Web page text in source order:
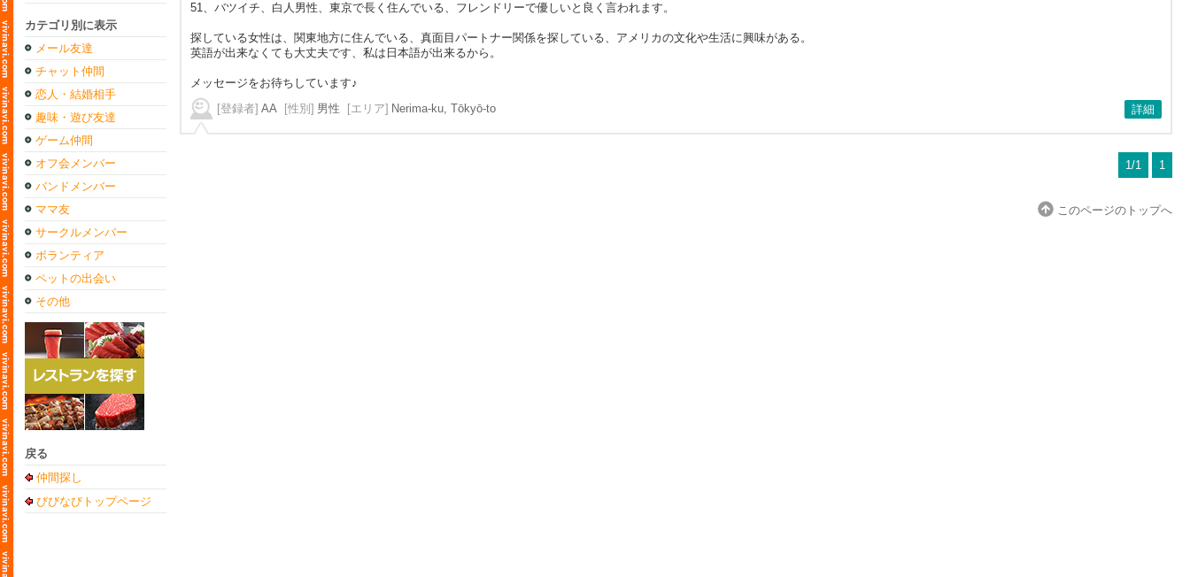
カテゴリ別に表示
メール友達
チャット仲間
恋人・結婚相手
趣味・遊び友達
ゲーム仲間
オフ会メンバー
バンドメンバー
ママ友
サークルメンバー
ボランティア
ペットの出会い
その他
戻る
仲間探し
びびなびトップページ
51、バツイチ、白人男性、東京で長く住んでいる、フレンドリーで優しいと良く言われます。
探している女性は、関東地方に住んでいる、真面目パートナー関係を探している、アメリカの文化や生活に興味がある。
英語が出来なくても大丈夫です、私は日本語が出来るから。
メッセージをお待ちしています♪
[登録者] AA [性別] 男性 [エリア] Nerima-ku, Tōkyō-to 詳細
1/1 1
このページのトップへ